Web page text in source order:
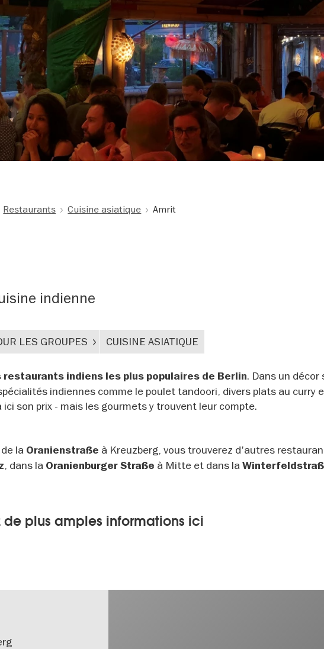
Restaurants Cuisine asiatique Amrit
indienne
LES GROUPES CUISINE ASIATIQUE
restaurants indiens les plus populaires de Berlin. Dans un décor
indiennes comme le poulet tandoori, divers plats au curry
son prix - mais les gourmets y trouvent leur compte.
la Oranienstraße à Kreuzberg, vous trouverez d'autres
, dans la Oranienburger Straße à Mitte et dans la
de plus amples informations ici